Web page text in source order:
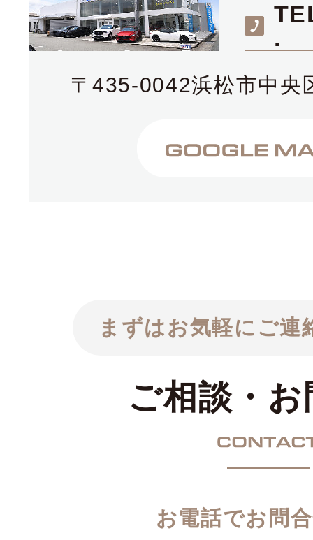
〒435-0042浜松市中央
.
まずはお気軽にご連
ご相談・
お電話でお問